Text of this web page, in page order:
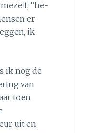
“he-
er
ik
ik nog de
van
toen
uit en